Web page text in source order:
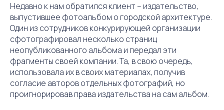
Недавно к нам обратился клиент – издательство,
выпустившее фотоальбом о городской архитектуре.
Один из сотрудников конкурирующей организации
сфотографировал несколько страниц
неопубликованного альбома и передал эти
фрагменты своей компании. Та, в свою очередь,
использовала их в своих материалах, получив
согласие авторов отдельных фотографий, но
проигнорировав права издательства на сам альбом.